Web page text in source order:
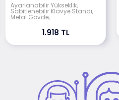
Ayarlanabilir Yükseklik,
Sabitlenebilir Klavye Standı,
Metal Gövde,
1.918 TL